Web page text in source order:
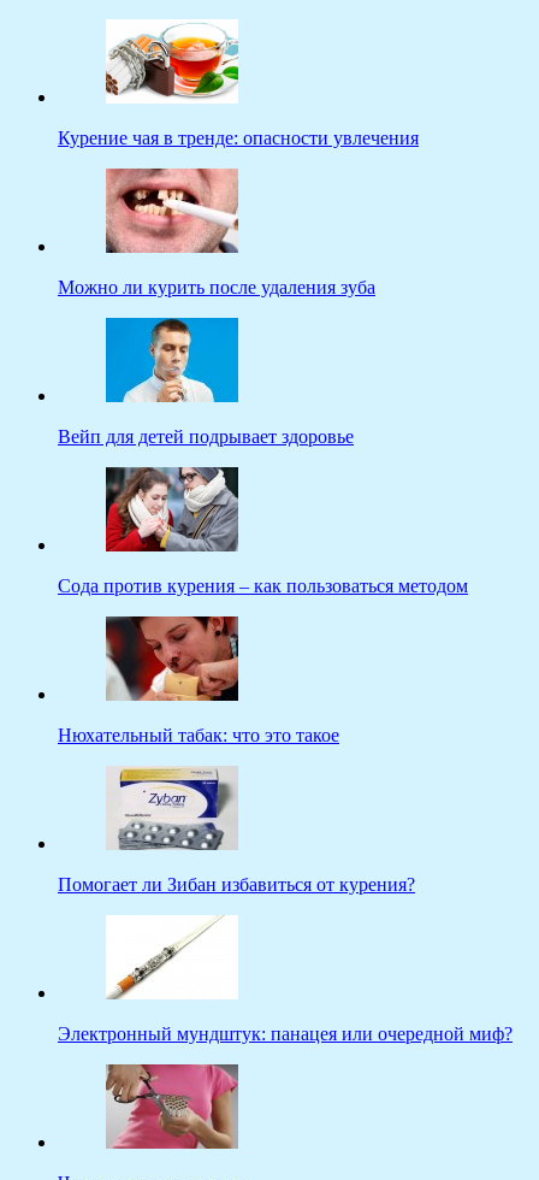
Курение чая в тренде: опасности увлечения
Можно ли курить после удаления зуба
Вейп для детей подрывает здоровье
Сода против курения – как пользоваться методом
Нюхательный табак: что это такое
Помогает ли Зибан избавиться от курения?
Электронный мундштук: панацея или очередной миф?